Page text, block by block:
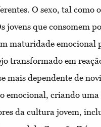
O sexo, tal como
jovens que consomem
maturidade emocional
transformado em
mais dependente de
emocional, criando uma
da cultura jovem,